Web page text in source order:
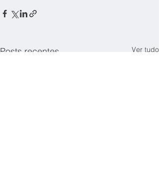
Posts recentes Ver tudo